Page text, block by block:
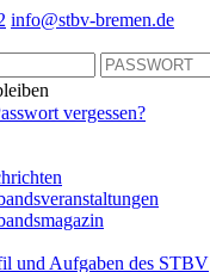
info@stbv-bremen.de
vergessen?
und Aufgaben des STBV